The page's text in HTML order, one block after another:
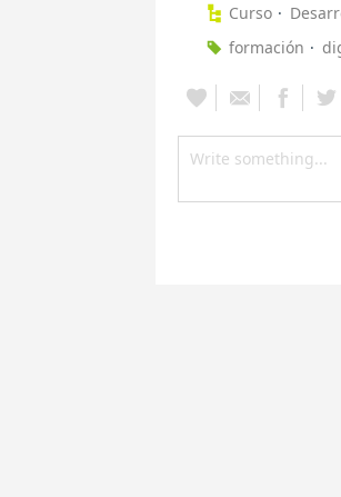
Curso
formación